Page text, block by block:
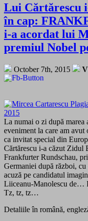
Lui Cărtărescu
în cap:
i-a acordat lui
premiul Nobel
October 7th, 2015
La numai o zi după
eveniment la care am avut
ca invitat special din
Cărtărescu i-a căzut Zidul
Frankfurter Rundschau,
Germaniei după război,
acuză pe candidatul
Liiceanu-Manolescu de…
Tz, tz, tz…
Detaliile în română,